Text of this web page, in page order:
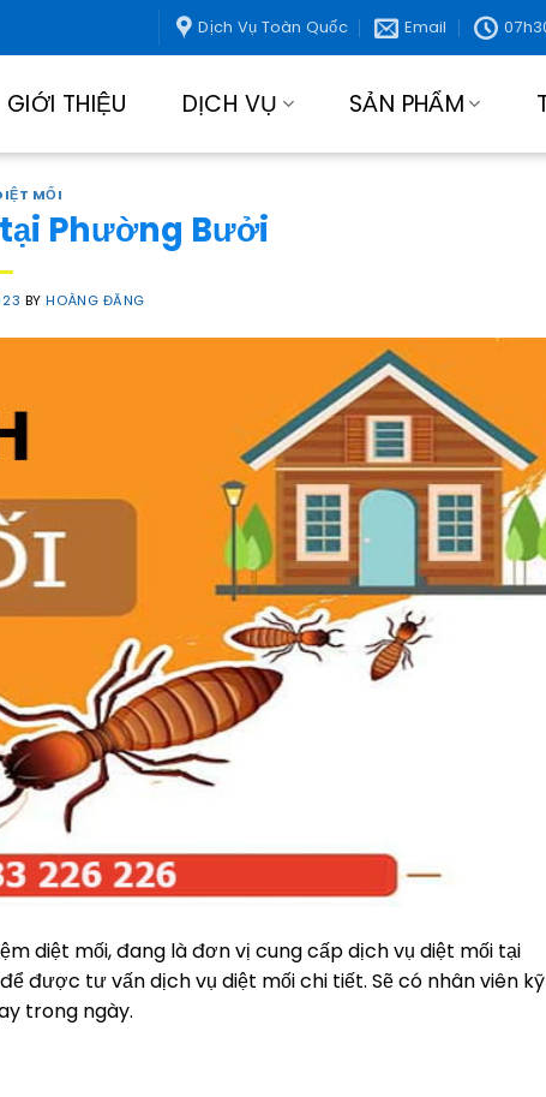
Dịch Vụ Toàn Quốc Email
GIỚI THIỆU DỊCH VỤ SẢN PHẨM
MỐI
Phường Bưởi
BYHOÀNG ĐĂNG
diệt mối, đang là đơn vị cung cấp dịch vụ diệt mối tại
được tư vấn dịch vụ diệt mối chi tiết. Sẽ có nhân viên kỹ
trong ngày.